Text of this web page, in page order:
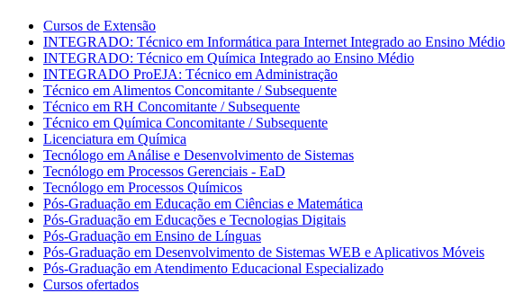
Cursos de Extensão
INTEGRADO: Técnico em Informática para Internet Integrado ao Ensino Médio
INTEGRADO: Técnico em Química Integrado ao Ensino Médio
INTEGRADO ProEJA: Técnico em Administração
Técnico em Alimentos Concomitante / Subsequente
Técnico em RH Concomitante / Subsequente
Técnico em Química Concomitante / Subsequente
Licenciatura em Química
Tecnólogo em Análise e Desenvolvimento de Sistemas
Tecnólogo em Processos Gerenciais - EaD
Tecnólogo em Processos Químicos
Pós-Graduação em Educação em Ciências e Matemática
Pós-Graduação em Educações e Tecnologias Digitais
Pós-Graduação em Ensino de Línguas
Pós-Graduação em Desenvolvimento de Sistemas WEB e Aplicativos Móveis
Pós-Graduação em Atendimento Educacional Especializado
Cursos ofertados